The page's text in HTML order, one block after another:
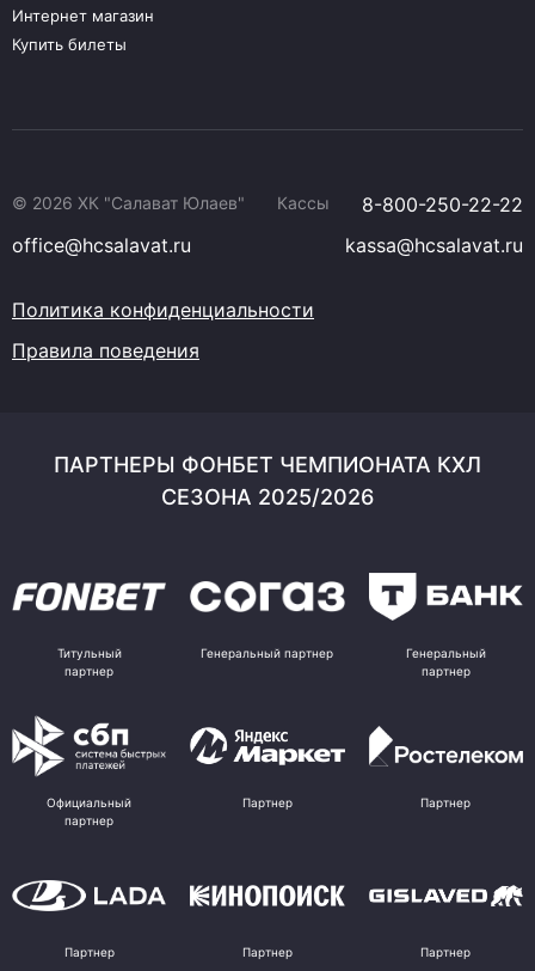
Интернет магазин
Купить билеты
© 2026 ХК "Салават Юлаев" Кассы
8-800-250-22-22
office@hcsalavat.ru
kassa@hcsalavat.ru
Политика конфиденциальности
Правила поведения
ПАРТНЕРЫ ФОНБЕТ ЧЕМПИОНАТА КХЛ
СЕЗОНА 2025/2026
Титульный
партнер
Генеральный партнер
Генеральный
партнер
Официальный
партнер
Партнер Партнер
Партнер Партнер Партнер